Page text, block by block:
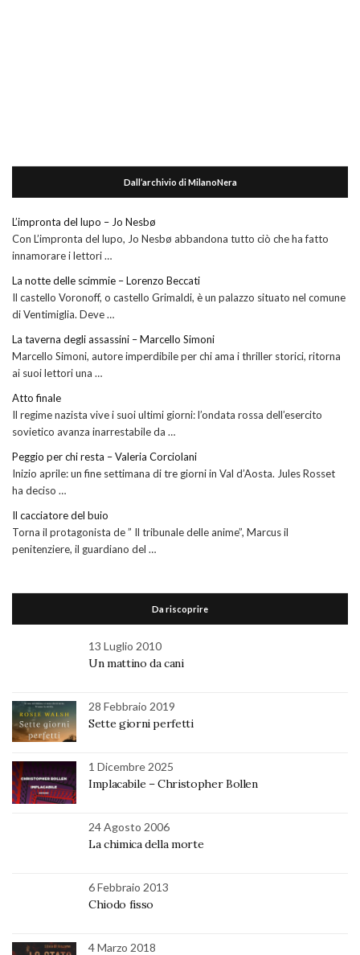
Dall’archivio di MilanoNera
L’impronta del lupo – Jo Nesbø
Con L’impronta del lupo, Jo Nesbø abbandona tutto ciò che ha fatto
innamorare i lettori …
La notte delle scimmie – Lorenzo Beccati
Il castello Voronoff, o castello Grimaldi, è un palazzo situato nel comune
di Ventimiglia. Deve …
La taverna degli assassini – Marcello Simoni
Marcello Simoni, autore imperdibile per chi ama i thriller storici, ritorna
ai suoi lettori una …
Atto finale
Il regime nazista vive i suoi ultimi giorni: l’ondata rossa dell’esercito
sovietico avanza inarrestabile da …
Peggio per chi resta – Valeria Corciolani
Inizio aprile: un fine settimana di tre giorni in Val d’Aosta. Jules Rosset
ha deciso …
Il cacciatore del buio
Torna il protagonista de ” Il tribunale delle anime”, Marcus il
penitenziere, il guardiano del …
Da riscoprire
13 Luglio 2010
Un mattino da cani
28 Febbraio 2019
Sette giorni perfetti
1 Dicembre 2025
Implacabile – Christopher Bollen
24 Agosto 2006
La chimica della morte
6 Febbraio 2013
Chiodo fisso
4 Marzo 2018